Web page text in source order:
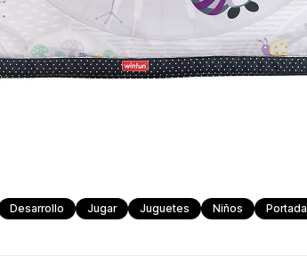
Desarrollo Jugar Juguetes Niños